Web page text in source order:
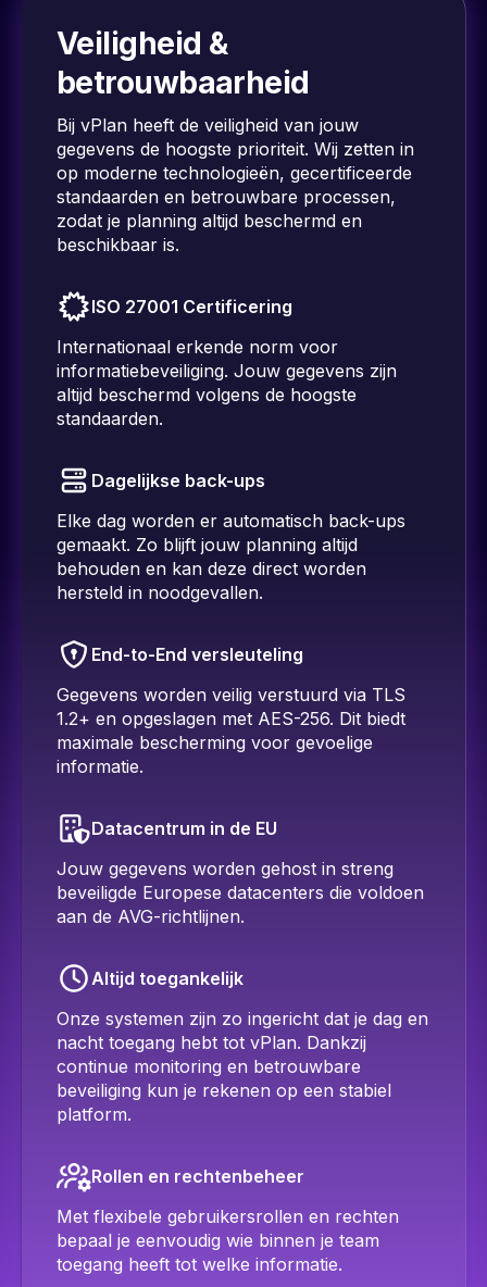
Veiligheid &
betrouwbaarheid
Bij vPlan heeft de veiligheid van jouw
gegevens de hoogste prioriteit. Wij zetten in
op moderne technologieën, gecertificeerde
standaarden en betrouwbare processen,
zodat je planning altijd beschermd en
beschikbaar is.
ISO 27001 Certificering
Internationaal erkende norm voor
informatiebeveiliging. Jouw gegevens zijn
altijd beschermd volgens de hoogste
standaarden.
Dagelijkse back-ups
Elke dag worden er automatisch back-ups
gemaakt. Zo blijft jouw planning altijd
behouden en kan deze direct worden
hersteld in noodgevallen.
End-to-End versleuteling
Gegevens worden veilig verstuurd via TLS
1.2+ en opgeslagen met AES-256. Dit biedt
maximale bescherming voor gevoelige
informatie.
Datacentrum in de EU
Jouw gegevens worden gehost in streng
beveiligde Europese datacenters die voldoen
aan de AVG-richtlijnen.
Altijd toegankelijk
Onze systemen zijn zo ingericht dat je dag en
nacht toegang hebt tot vPlan. Dankzij
continue monitoring en betrouwbare
beveiliging kun je rekenen op een stabiel
platform.
Rollen en rechtenbeheer
Met flexibele gebruikersrollen en rechten
bepaal je eenvoudig wie binnen je team
toegang heeft tot welke informatie.